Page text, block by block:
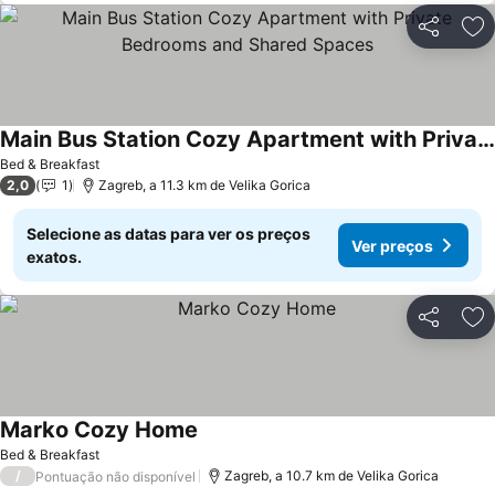
Partilhar
Bed & Breakfast
Main Bus Station Cozy Apartment with Private Bedrooms and Shared Spaces
Ver preços
2,0 1 Zagreb, a 11.3 km de Velika Gorica
Selecione as datas para ver os preços
exatos.
Ver preços
Partilhar
Bed & Breakfast
Marko Cozy Home
/ Pontuação não disponível Zagreb, a 10.7 km de Velika Gorica